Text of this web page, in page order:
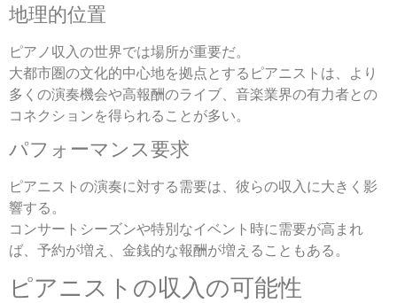
地理的位置
ピアノ収入の世界では場所が重要だ。
大都市圏の文化的中心地を拠点とするピアニストは、より
多くの演奏機会や高報酬のライブ、音楽業界の有力者との
コネクションを得られることが多い。
パフォーマンス要求
ピアニストの演奏に対する需要は、彼らの収入に大きく影
響する。
コンサートシーズンや特別なイベント時に需要が高まれ
ば、予約が増え、金銭的な報酬が増えることもある。
ピアニストの収入の可能性